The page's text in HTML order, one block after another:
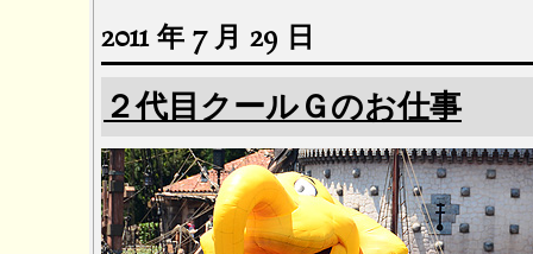
2011 年 7 月 29 日
２代目クールＧのお仕事